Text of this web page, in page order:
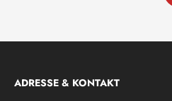
ADRESSE & KONTAKT